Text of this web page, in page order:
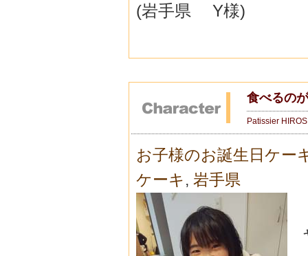
(岩手県 Y様)
食べるの
Patissier
お子様のお誕生日ケー
ケーキ , 岩手県